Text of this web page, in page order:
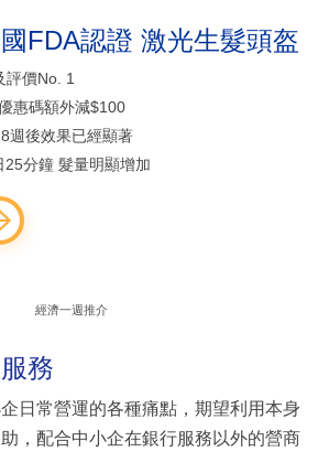
FDA認證 激光生髮頭盔
評價No. 1
惠碼額外減$100
週後效果已經顯著
分鐘 髮量明顯增加
經濟一週推介
務
日常營運的各種痛點，期望利用本身
，配合中小企在銀行服務以外的營商